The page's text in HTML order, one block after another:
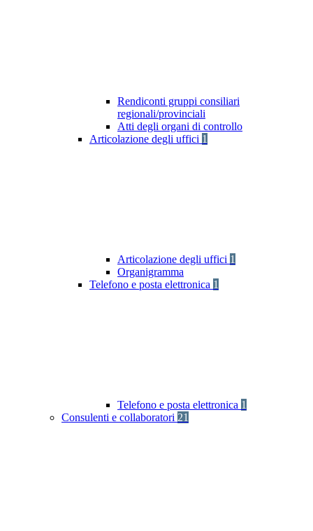
Rendiconti gruppi consiliari
regionali/provinciali
Atti degli organi di controllo
Articolazione degli uffici 1
Articolazione degli uffici 1
Organigramma
Telefono e posta elettronica 1
Telefono e posta elettronica 1
Consulenti e collaboratori 21